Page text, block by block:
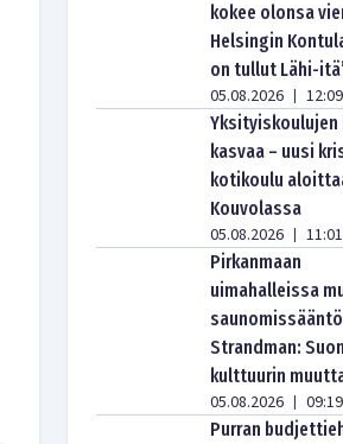
kokee olonsa
Helsingin
on tullut Lähi-
05.08.2026 | 12:09
Yksityiskoulujen
kasvaa – uusi
kotikoulu
Kouvolassa
05.08.2026 | 11:01
Pirkanmaan
uimahalleissa
Strandman:
kulttuurin
05.08.2026 | 09:19
Purran